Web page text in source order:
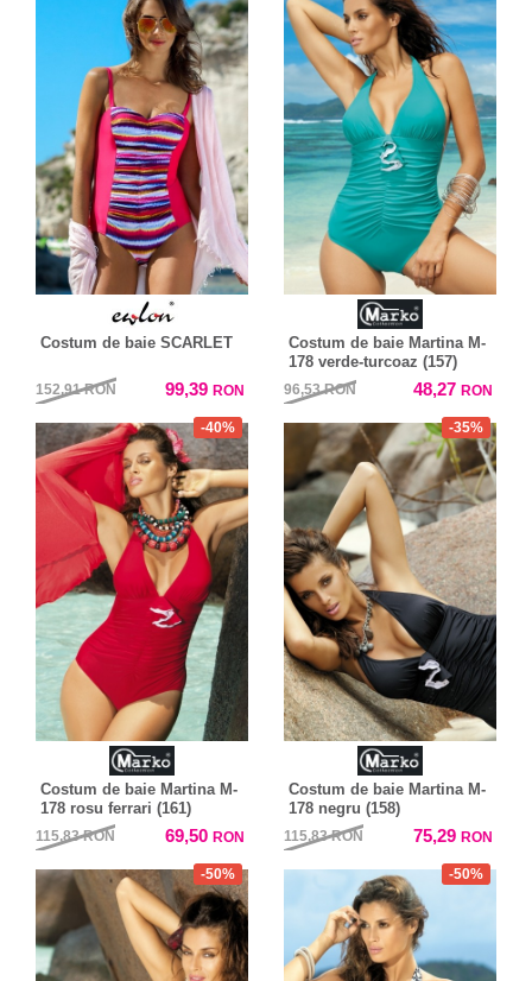
Costum de baie SCARLET
152,91RON 99,39 RON
Costum de baie Martina M-
178 verde-turcoaz (157)
96,53RON 48,27 RON
-40%
Costum de baie Martina M-
178 rosu ferrari (161)
115,83RON 69,50 RON
-35%
Costum de baie Martina M-
178 negru (158)
115,83RON 75,29 RON
-50% -50%